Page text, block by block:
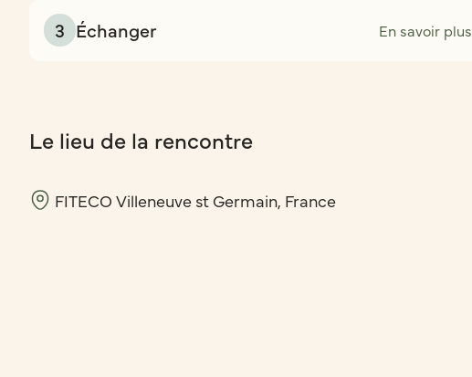
3 Échanger En savoir plus
Le lieu de la rencontre
FITECO Villeneuve st Germain, France